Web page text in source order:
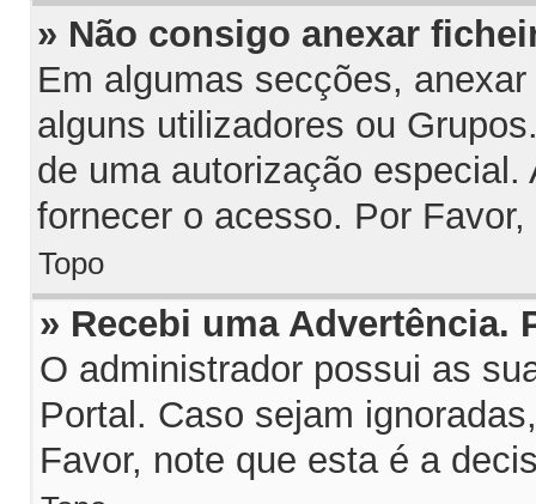
» Não consigo anexar
Em algumas secções,
alguns utilizadores ou
de uma autorização
fornecer o acesso. Por
Topo
» Recebi uma Advertência.
O administrador possui as
Portal. Caso sejam
Favor, note que esta é a